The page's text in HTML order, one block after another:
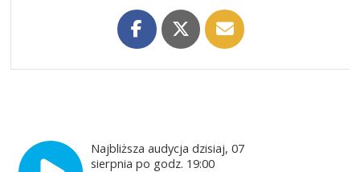
Najbliższa audycja dzisiaj, 07
sierpnia po godz. 19:00